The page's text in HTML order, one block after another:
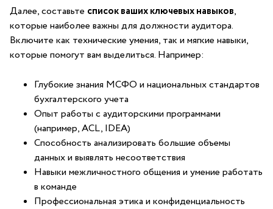
Далее, составьте список ⁣ваших ключевых ⁢навыков,
которые наиболее важны для должности аудитора.
Включите ‍как технические умения, так⁤ и мягкие навыки,
которые помогут вам выделиться. Например:
Глубокие знания​ МСФО и национальных ⁤стандартов
‌бухгалтерского учета
Опыт работы с аудиторскими программами ​
(например, ‌ACL, IDEA)
Способность анализировать большие объемы
данных и выявлять несоответствия
Навыки межличностного общения и умение работать​
в команде
Профессиональная этика и конфиденциальность